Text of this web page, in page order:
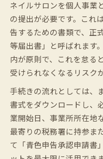
ネイルサロンを個人事業
の提出が必要です。これ
告するための書類で、正
等届出書」と呼ばれます
内が原則で、これを怠る
受けられなくなるリスク
手続きの流れとしては、
書式をダウンロードし、
業開始日、事業所所在地
最寄りの税務署に持参ま
て「青色申告承認申請書